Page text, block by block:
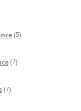
5izdelkov
7izdelkov
7izdelkov